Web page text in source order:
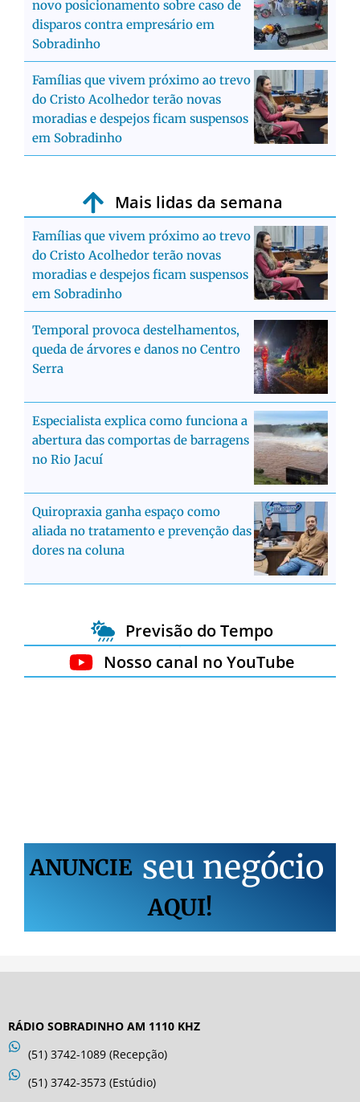
novo posicionamento sobre caso de
disparos contra empresário em
Sobradinho
Famílias que vivem próximo ao trevo
do Cristo Acolhedor terão novas
moradias e despejos ficam suspensos
em Sobradinho
Mais lidas da semana
Famílias que vivem próximo ao trevo
do Cristo Acolhedor terão novas
moradias e despejos ficam suspensos
em Sobradinho
Temporal provoca destelhamentos,
queda de árvores e danos no Centro
Serra
Especialista explica como funciona a
abertura das comportas de barragens
no Rio Jacuí
Quiropraxia ganha espaço como
aliada no tratamento e prevenção das
dores na coluna
Previsão do Tempo
Nosso canal no YouTube
ANUNCIE seu negócio
AQUI!
RÁDIO SOBRADINHO AM 1110 KHZ
(51) 3742-1089 (Recepção)
(51) 3742-3573 (Estúdio)